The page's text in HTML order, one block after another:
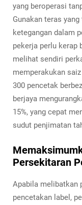
yang beroperasi
Gunakan teras
ketegangan dalam
pekerja perlu kerap
melihat sendiri
memperakukan
300 pencetak
berjaya
15%, yang cepat
sudut penjimatan
Persekitaran
Apabila melibatkan
pencetakan label,